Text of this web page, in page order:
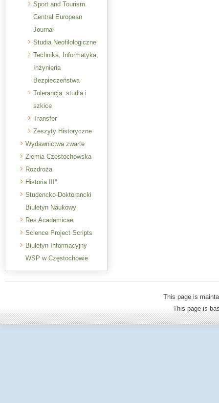
Sport and Tourism.
Central European
Journal
Studia Neofilologiczne
Technika, Informatyka,
Inżynieria
Bezpieczeństwa
Tolerancja: studia i
szkice
Transfer
Zeszyty Historyczne
Wydawnictwa zwarte
Ziemia Częstochowska
Rozdroża
Historia III°
Studencko-Doktorancki
Biuletyn Naukowy
Res Academicae
Science Project Scripts
Biuletyn Informacyjny
WSP w Częstochowie
This page is
This page is